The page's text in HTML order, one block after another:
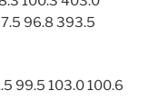
96.8 393.5
99.5 103.0 100.6